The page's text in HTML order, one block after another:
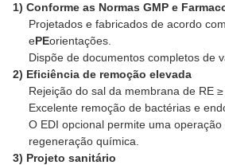
1) Conforme as Normas GMP e
Projetados e fabricados de acordo
ePEorientações.
Dispõe de documentos completos de
2) Eficiência de remoção elevada
Rejeição do sal da membrana de RE ≥
Excelente remoção de bactérias e
O EDI opcional permite uma
regeneração química.
3) Projeto sanitário